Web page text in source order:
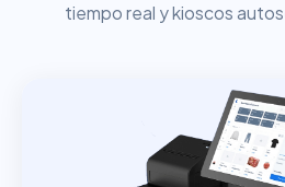
tiempo real y kioscos